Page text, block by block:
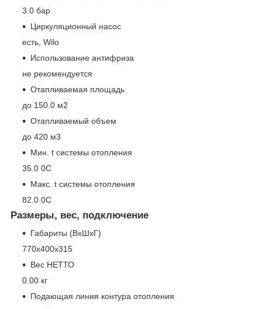
3.0 бар
Циркуляционный насос
есть, Wilo
Использование антифриза
не рекомендуется
Отапливаемая площадь
до 150.0 м2
Отапливаемый объем
до 420 м3
Мин. t системы отопления
35.0 0C
Макс. t системы отопления
82.0 0C
Размеры, вес, подключение
Габариты (ВхШхГ)
770x400x315
Вес НЕТТО
0.00 кг
Подающая линия контура отопления